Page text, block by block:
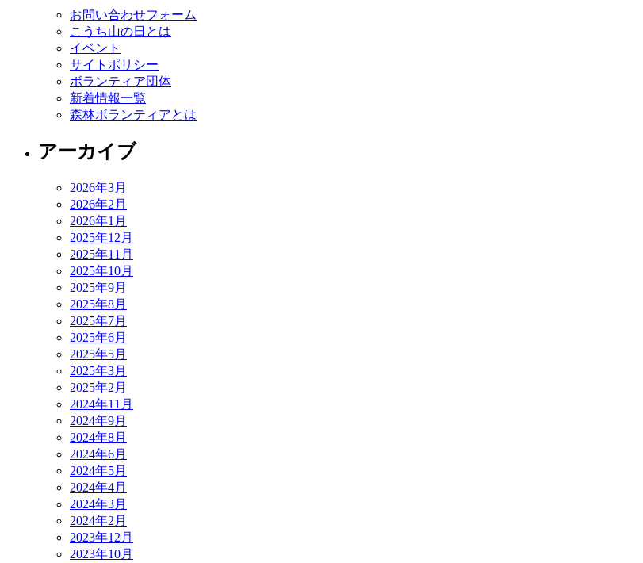
お問い合わせフォーム
こうち山の日とは
イベント
サイトポリシー
ボランティア団体
新着情報一覧
森林ボランティアとは
アーカイブ
2026年3月
2026年2月
2026年1月
2025年12月
2025年11月
2025年10月
2025年9月
2025年8月
2025年7月
2025年6月
2025年5月
2025年3月
2025年2月
2024年11月
2024年9月
2024年8月
2024年6月
2024年5月
2024年4月
2024年3月
2024年2月
2023年12月
2023年10月